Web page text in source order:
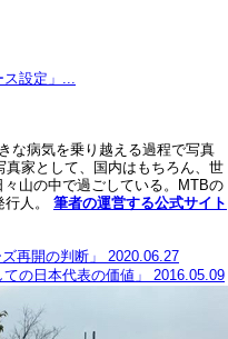
ス設定」...
な病気を乗り越える過程で写真
家として、国内はもちろん、世
山の中で過ごしている。MTBの
人。 筆者の運営する公式サイト
再開の判断」
2020.06.27
の日本代表の価値」 2016.05.09